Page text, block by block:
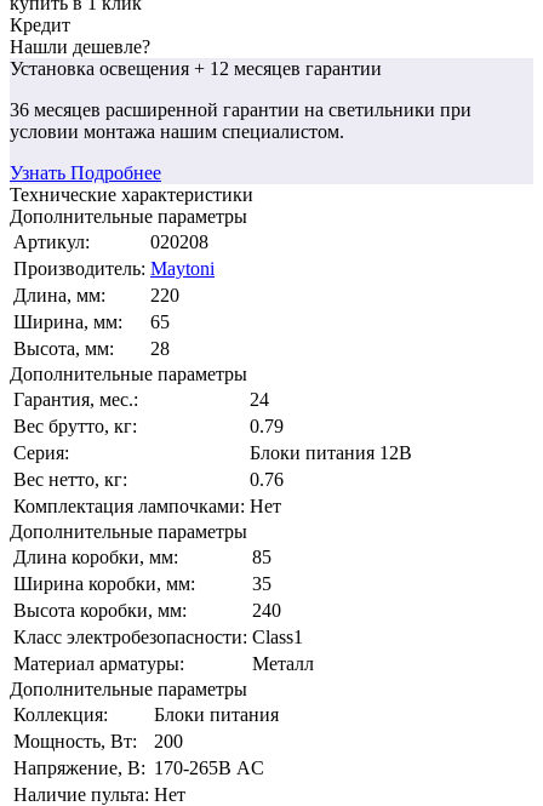
Кредит
Нашли дешевле?
Установка освещения + 12 месяцев гарантии
36 месяцев расширенной гарантии на светильники при
условии монтажа нашим специалистом.
Узнать Подробнее
Технические характеристики
Дополнительные параметры
Артикул:
020208
Производитель: Maytoni
Длина, мм:
220
Ширина, мм:
65
Высота, мм:
28
Дополнительные параметры
Гарантия, мес.:
24
Вес брутто, кг:
0.79
Серия:
Блоки питания 12В
Вес нетто, кг:
0.76
Комплектация лампочками: Нет
Дополнительные параметры
Длина коробки, мм:
85
Ширина коробки, мм:
35
Высота коробки, мм:
240
Класс электробезопасности: Class1
Материал арматуры:
Металл
Дополнительные параметры
Коллекция:
Блоки питания
Мощность, Вт:
200
Напряжение, В: 170-265В AC
Наличие пульта: Нет